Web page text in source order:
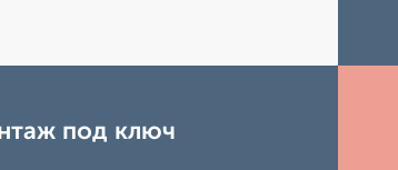
под ключ